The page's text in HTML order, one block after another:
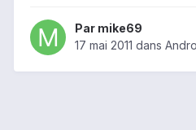
Par mike69
17 mai 2011 dans